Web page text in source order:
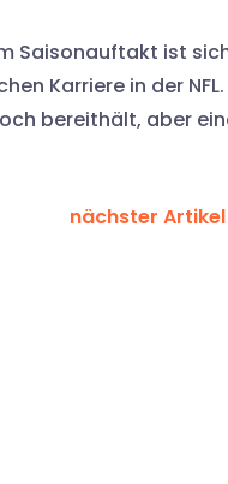
Saisonauftakt ist
Karriere in der
bereithält, aber
nächster Artikel